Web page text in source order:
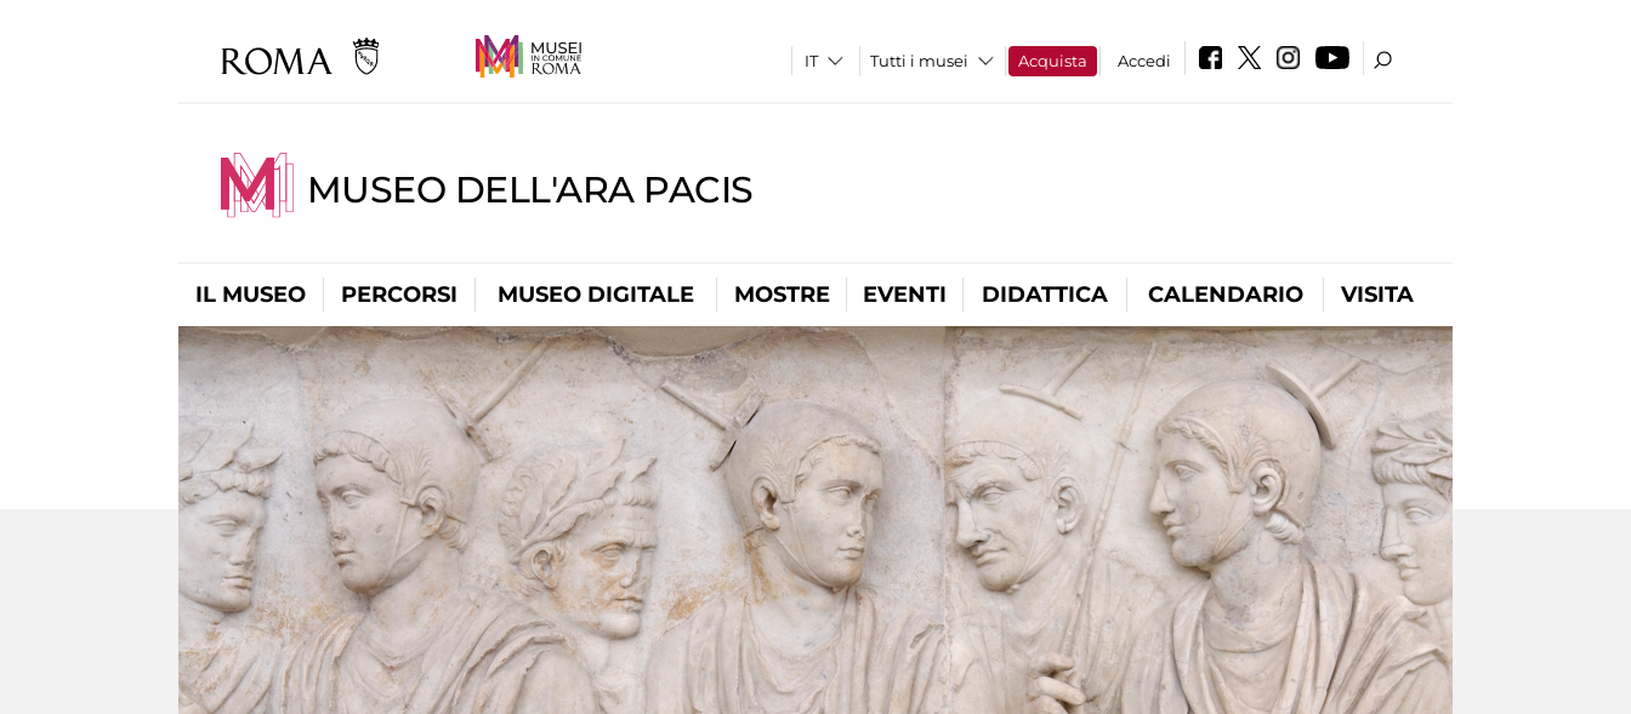
Tutti i musei Acquista Accedi
MUSEO DELL'ARA PACIS
IL MUSEO PERCORSI MUSEO DIGITALE MOSTRE EVENTI DIDATTICA CALENDARIO VISITA